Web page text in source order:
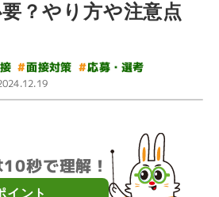
？やり方や注意点
#面接対策 #応募・選考
秒で理解！
イント